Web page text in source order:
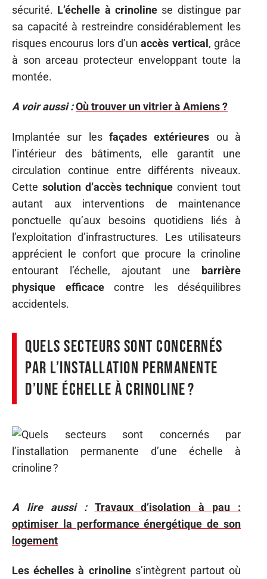
sécurité. L’échelle à crinoline se distingue par
sa capacité à restreindre considérablement les
risques encourus lors d’unaccès vertical, grâce
à son arceau protecteur enveloppant toute la
montée.
A voir aussi :Où trouver un vitrier à Amiens ?
Implantée sur les façades extérieures ou à
l’intérieur des bâtiments, elle garantit une
circulation continue entre différents niveaux.
Cette solution d’accès technique convient tout
autant aux interventions de maintenance
ponctuelle qu’aux besoins quotidiens liés à
l’exploitation d’infrastructures. Les utilisateurs
apprécient le confort que procure la crinoline
entourant l’échelle, ajoutant une barrière
physique efficacecontre les déséquilibres
accidentels.
Quels secteurs sont concernés
par l’installation permanente
d’une échelle à crinoline ?
A lire aussi :
Travaux d’isolation à pau :
optimiser la performance énergétique de son
logement
Les échelles à crinolines’intègrent partout où